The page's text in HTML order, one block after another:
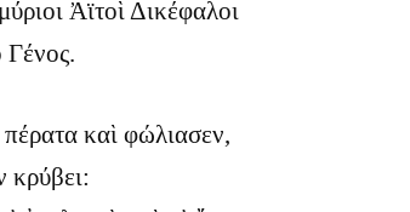
Ἀϊτοὶ Δικέφαλοι
καὶ φώλιασεν,
κρύβει: